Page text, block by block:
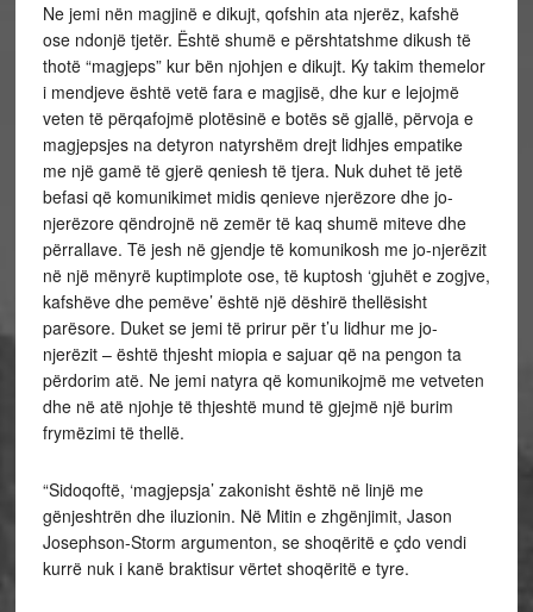
Ne jemi nën magjinë e dikujt, qofshin ata njerëz, kafshë
ose ndonjë tjetër. Është shumë e përshtatshme dikush të
thotë “magjeps” kur bën njohjen e dikujt. Ky takim themelor
i mendjeve është vetë fara e magjisë, dhe kur e lejojmë
veten të përqafojmë plotësinë e botës së gjallë, përvoja e
magjepsjes na detyron natyrshëm drejt lidhjes empatike
me një gamë të gjerë qeniesh të tjera. Nuk duhet të jetë
befasi që komunikimet midis qenieve njerëzore dhe jo-
njerëzore qëndrojnë në zemër të kaq shumë miteve dhe
përrallave. Të jesh në gjendje të komunikosh me jo-njerëzit
në një mënyrë kuptimplote ose, të kuptosh ‘gjuhët e zogjve,
kafshëve dhe pemëve’ është një dëshirë thellësisht
parësore. Duket se jemi të prirur për t’u lidhur me jo-
njerëzit – është thjesht miopia e sajuar që na pengon ta
përdorim atë. Ne jemi natyra që komunikojmë me vetveten
dhe në atë njohje të thjeshtë mund të gjejmë një burim
frymëzimi të thellë.
“Sidoqoftë, ‘magjepsja’ zakonisht është në linjë me
gënjeshtrën dhe iluzionin. Në Mitin e zhgënjimit, Jason
Josephson-Storm argumenton, se shoqëritë e çdo vendi
kurrë nuk i kanë braktisur vërtet shoqëritë e tyre.